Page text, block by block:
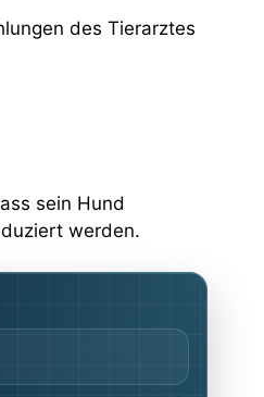
des Tierarztes
sein Hund
werden.